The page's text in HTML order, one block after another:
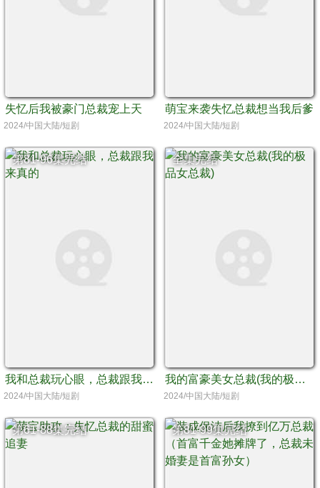
失忆后我被豪门总裁宠上天
2024/中国大陆/短剧
萌宝来袭失忆总裁想当我后爹
2024/中国大陆/短剧
第81-96集完结
我和总裁玩心眼，总裁跟我来真的
2024/中国大陆/短剧
全集完结
我的富豪美女总裁(我的极品女总裁)
2024/中国大陆/短剧
第61-88集完结 第81-99集完结